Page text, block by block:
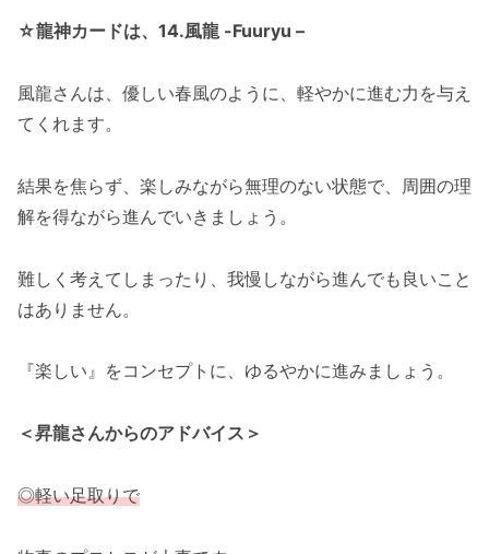
☆龍神カードは、14.風龍 -Fuuryu –
風龍さんは、優しい春風のように、軽やかに進む力を与え
てくれます。
結果を焦らず、楽しみながら無理のない状態で、周囲の理
解を得ながら進んでいきましょう。
難しく考えてしまったり、我慢しながら進んでも良いこと
はありません。
『楽しい』をコンセプトに、ゆるやかに進みましょう。
＜昇龍さんからのアドバイス＞
◎軽い足取りで